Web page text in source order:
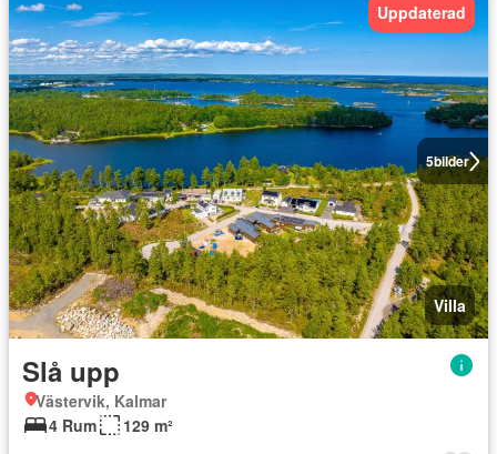
5bilder
Uppdaterad
Villa
Slå upp
Västervik, Kalmar
4 Rum
129 m²